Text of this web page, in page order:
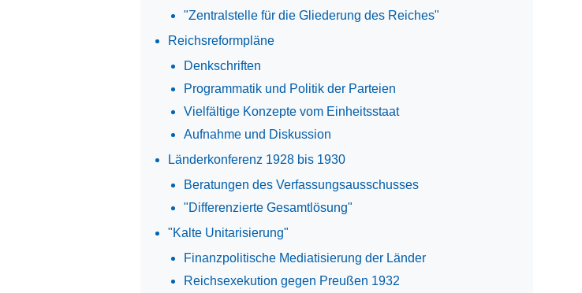
"Zentralstelle für die Gliederung des Reiches"
Reichsreformpläne
Denkschriften
Programmatik und Politik der Parteien
Vielfältige Konzepte vom Einheitsstaat
Aufnahme und Diskussion
Länderkonferenz 1928 bis 1930
Beratungen des Verfassungsausschusses
"Differenzierte Gesamtlösung"
"Kalte Unitarisierung"
Finanzpolitische Mediatisierung der Länder
Reichsexekution gegen Preußen 1932